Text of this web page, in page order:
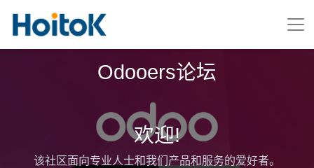
Odooers论坛
欢迎!
该社区面向专业人士和我们产品和服务的爱好者。